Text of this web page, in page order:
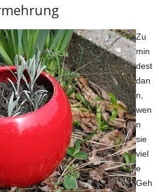
Zu
min
dest
dan
n,
wen
n
sie
viel
e
Geh